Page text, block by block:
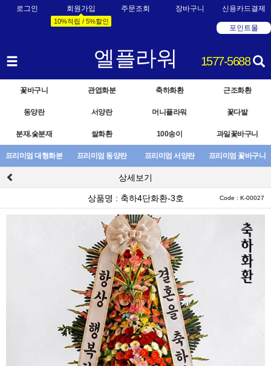
로그인 회원가입
10%적립 / 5%할인
주문조회 장바구니 신용카드결제
포인트몰
1577-5688
엘플라워
꽃바구니 관엽화분 축하화환 근조화환
동양란 서양란 머니플라워 꽃다발
분재.숯분재 쌀화환 100송이 과일꽃바구니
프리미엄 대형화분 프리미엄 동양란 프리미엄 서양란 프리미엄 꽃바구니
상세보기
상품명 : 축하4단화환-3호 Code : K-00027